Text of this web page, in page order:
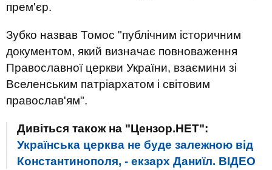
прем'єр.
Зубко назвав Томос "публічним історичним
документом, який визначає повноваження
Православної церкви України, взаємини зі
Вселенським патріархатом і світовим
православ'ям".
Дивіться також на "Цензор.НЕТ":
Українська церква не буде залежною від
Константинополя, - екзарх Даниїл. ВIДЕО